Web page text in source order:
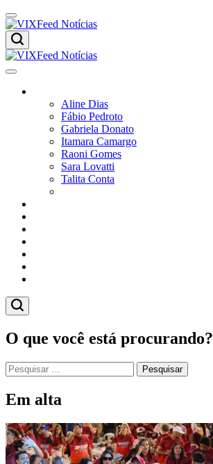
Skip
to
content
VIXFeed
Notícias
VIXFeed
NotíciasAline Dias
Fábio Pedroto
Gabriela Donato
Itamara Camargo
Raoni Gomes
Sara Lovatti
Talita Conta
O que você está procurando?
Pesquisar
por:
Em alta